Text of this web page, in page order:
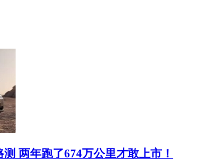
两年跑了674万公里才敢上市！